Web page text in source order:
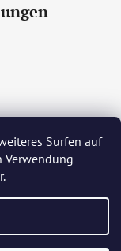
Surfen auf
Verwendung
.
Magyar
Français
Svenska Dansk